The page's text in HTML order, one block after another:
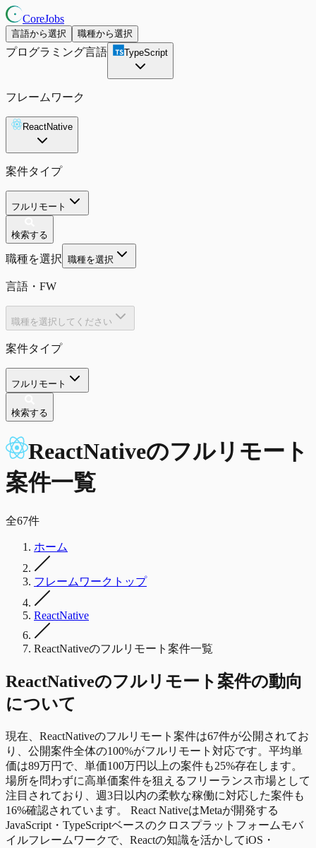
CoreJobs
言語から選択 職種から選択
プログラミング言語 TypeScript
フレームワーク
ReactNative
案件タイプ
フルリモート
検索する
職種を選択 職種を選択
言語・FW
職種を選択してください
案件タイプ
フルリモート
検索する
ReactNativeのフルリモート
案件一覧
全67件
ホーム
フレームワークトップ
ReactNative
ReactNativeのフルリモート案件一覧
ReactNativeのフルリモート 案件の動向
について
現在、ReactNativeのフルリモート案件は67件が公開されてお
り、公開案件全体の100%がフルリモート対応です。平均単
価は89万円で、単価100万円以上の案件も25%存在します。
場所を問わずに高単価案件を狙えるフリーランス市場として
注目されており、週3日以内の柔軟な稼働に対応した案件も
16%確認されています。 React NativeはMetaが開発する
JavaScript・TypeScriptベースのクロスプラットフォームモバ
イルフレームワークで、Reactの知識を活かしてiOS・